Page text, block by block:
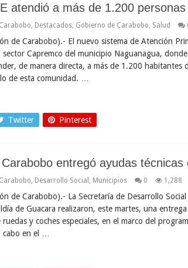
atendió a más de 1.200
Carabobo Destacados Gobierno de Carabobo Salud
de Carabobo).- El nuevo sistema de Atención
sector Capremco del municipio Naguanagua,
de manera directa, a más de 1.200 habitantes
de esta comunidad. …
Twitter Pinterest
entregó ayudas técnicas
Carabobo Desarrollo Social Municipios 0 1,288
de Carabobo).- La Secretaría de Desarrollo
de Guacara realizaron, este martes, una
ruedas y coches especiales, en el marco del
en el …